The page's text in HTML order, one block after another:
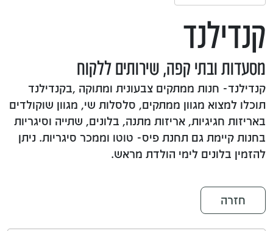
קנדילנד
מסעדות ובתי קפה, שירותים ללקוח
קנדילנד- חנות ממתקים צבעונית ומתוקה ,בקנדילנד
תוכלו למצוא מגוון ממתקים, סלסלות שי, מגוון שוקולדים
באריזות חגיגיות, אריזות מתנה, בלונים, שתייה וסיגריות
בחנות קיימת גם תחנת פיס- טוטו וממכר סיגריות. ניתן
להזמין בלונים לימי הולדת מראש.
חזרה